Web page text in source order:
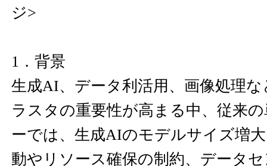
ジ>
1．背景
生成AI、データ利活用、画像処理な
ラスタの重要性が高まる中、従来
ーでは、生成AIのモデルサイズ増
動やリソース確保の制約、データ